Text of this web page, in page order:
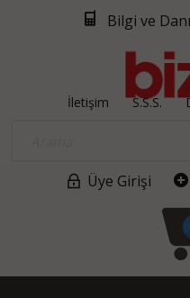
Bilgi ve
İletişim S.S.S.
Üye Girişi